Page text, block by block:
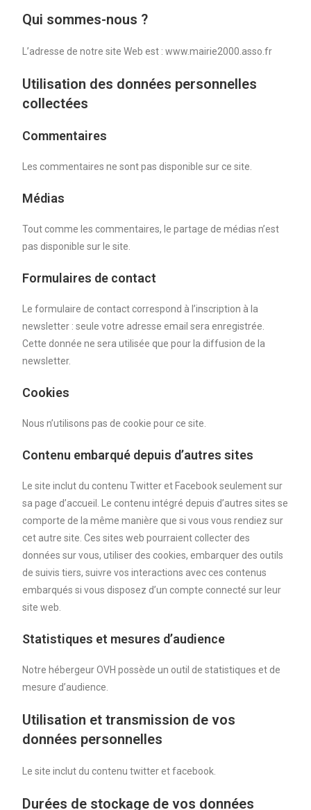
Qui sommes-nous ?
L’adresse de notre site Web est : www.mairie2000.asso.fr
Utilisation des données personnelles
collectées
Commentaires
Les commentaires ne sont pas disponible sur ce site.
Médias
Tout comme les commentaires, le partage de médias n’est
pas disponible sur le site.
Formulaires de contact
Le formulaire de contact correspond à l’inscription à la
newsletter : seule votre adresse email sera enregistrée.
Cette donnée ne sera utilisée que pour la diffusion de la
newsletter.
Cookies
Nous n’utilisons pas de cookie pour ce site.
Contenu embarqué depuis d’autres sites
Le site inclut du contenu Twitter et Facebook seulement sur
sa page d’accueil. Le contenu intégré depuis d’autres sites se
comporte de la même manière que si vous vous rendiez sur
cet autre site. Ces sites web pourraient collecter des
données sur vous, utiliser des cookies, embarquer des outils
de suivis tiers, suivre vos interactions avec ces contenus
embarqués si vous disposez d’un compte connecté sur leur
site web.
Statistiques et mesures d’audience
Notre hébergeur OVH possède un outil de statistiques et de
mesure d’audience.
Utilisation et transmission de vos
données personnelles
Le site inclut du contenu twitter et facebook.
Durées de stockage de vos données